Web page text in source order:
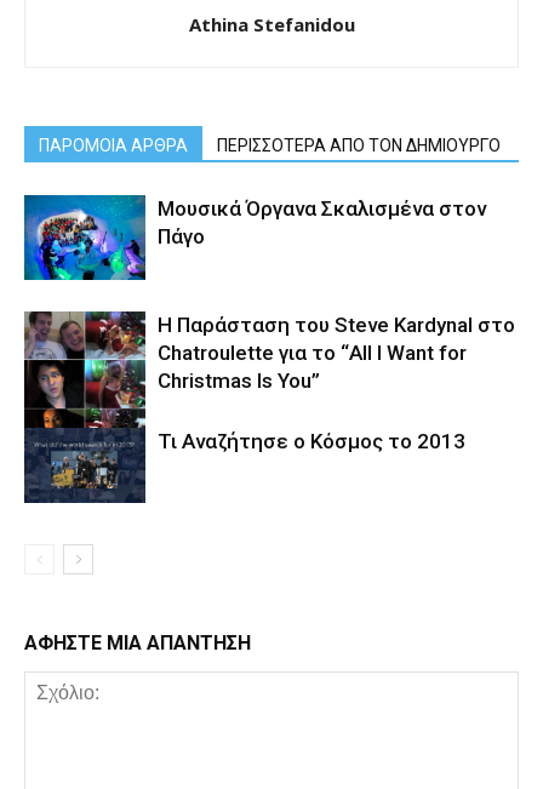
Athina Stefanidou
ΠΑΡΟΜΟΙΑ ΑΡΘΡΑ ΠΕΡΙΣΣΟΤΕΡΑ ΑΠΟ ΤΟΝ ΔΗΜΙΟΥΡΓΟ
Μουσικά Όργανα Σκαλισμένα στον
Πάγο
Η Παράσταση του Steve Kardynal στο
Chatroulette για το “All I Want for
Christmas Is You”
Τι Αναζήτησε ο Κόσμος το 2013
ΑΦΗΣΤΕ ΜΙΑ ΑΠΑΝΤΗΣΗ